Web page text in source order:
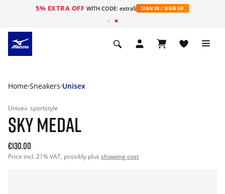
5% EXTRA OFF WITH CODE: extra5 SIGN IN / SIGN UP
Home Sneakers Unisex
Unisex sportstyle
SKY MEDAL
€130.00
Price incl. 21% VAT, possibly plus shipping cost